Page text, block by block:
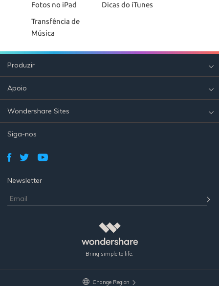
Fotos no iPad
Dicas do iTunes
Transfência de
Música
Bring simple to life.
Produzir
Apoio
Wondershare Sites
Siga-nos
Newsletter
Change Region